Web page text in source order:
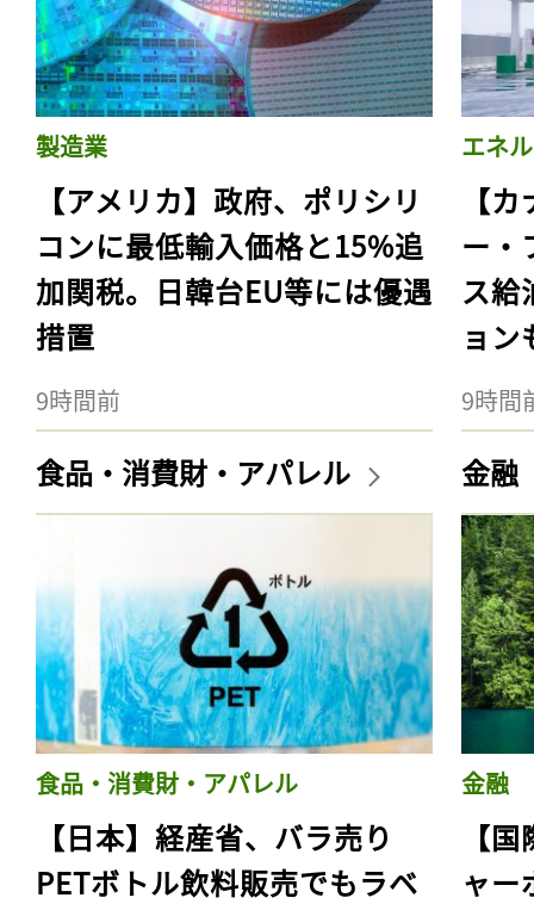
製造業
【アメリカ】政府、ポリシリ
コンに最低輸入価格と15%追
加関税。日韓台EU等には優遇
措置
9時間前
エネ
【
ー・
ス給
ョン
9時間
食品・消費財・アパレル
食品・消費財・アパレル
【日本】経産省、バラ売り
PETボトル飲料販売でもラベ
金融
金融
【
ャー